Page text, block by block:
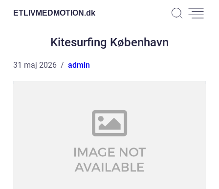
ETLIVMEDMOTION.dk
Kitesurfing København
31 maj 2026 admin